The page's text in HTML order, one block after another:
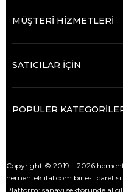
MÜŞTERİ HİZMETLERİ
SATICILAR İÇİN
POPÜLER
Copyright © 2019 – 2026
hementeklifal.com bir e-ticaret
Platform; sanayi sektöründe